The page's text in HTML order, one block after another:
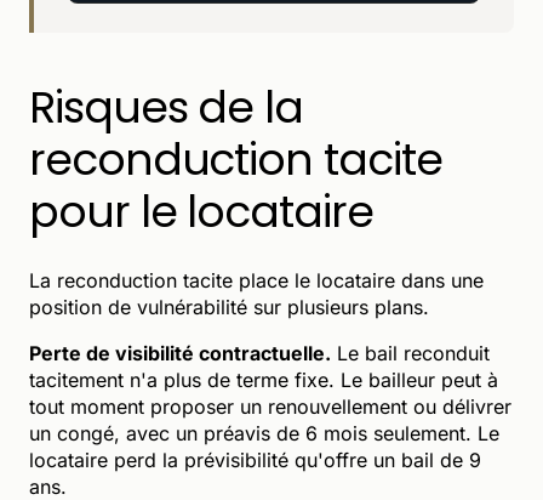
Risques de la
reconduction tacite
pour le locataire
La reconduction tacite place le locataire dans une
position de vulnérabilité sur plusieurs plans.
Perte de visibilité contractuelle. Le bail reconduit
tacitement n'a plus de terme fixe. Le bailleur peut à
tout moment proposer un renouvellement ou délivrer
un congé, avec un préavis de 6 mois seulement. Le
locataire perd la prévisibilité qu'offre un bail de 9
ans.